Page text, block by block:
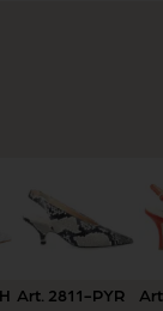
Art. 2811-PYR